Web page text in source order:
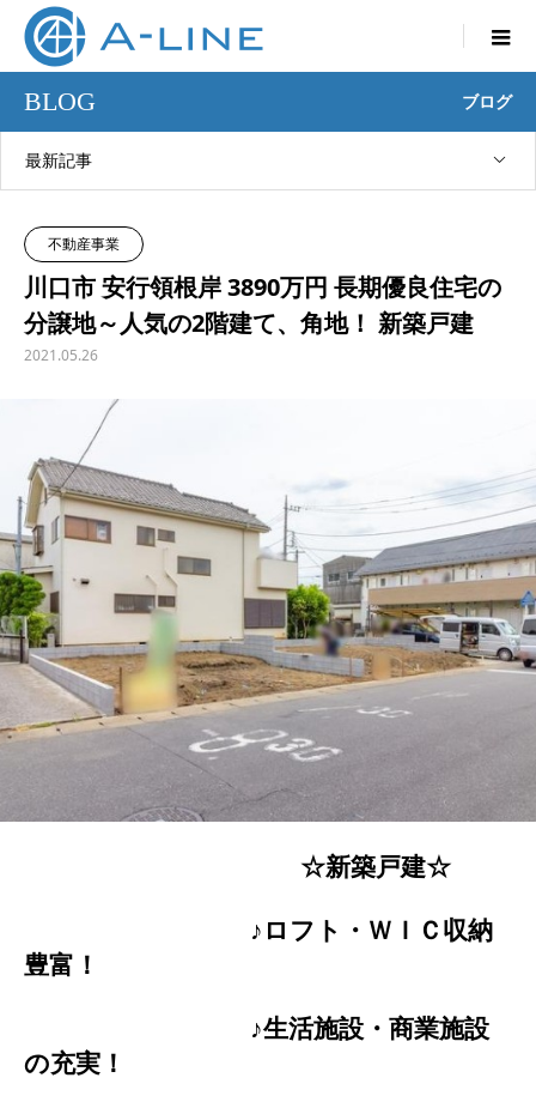
BLOG ブログ
最新記事
不動産事業
川口市 安行領根岸 3890万円 長期優良住宅の
分譲地～人気の2階建て、角地！ 新築戸建
2021.05.26
☆新築戸建☆
♪ロフト・ＷＩＣ収納
豊富！
♪生活施設・商業施設
の充実！